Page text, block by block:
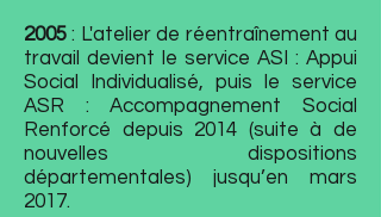
2005 : L'atelier de réentraînement au
travail devient le service ASI : Appui
Social Individualisé, puis le service
ASR : Accompagnement Social
Renforcé depuis 2014 (suite à de
nouvelles dispositions
départementales) jusqu’en mars
2017.